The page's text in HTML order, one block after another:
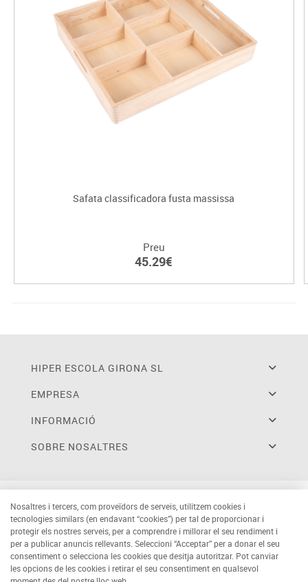
Safata classificadora fusta massissa
Preu
45.29€
HIPER ESCOLA GIRONA SL
EMPRESA
INFORMACIÓ
SOBRE NOSALTRES
Nosaltres i tercers, com proveïdors de serveis, utilitzem cookies i
tecnologies similars (en endavant “cookies”) per tal de proporcionar i
protegir els nostres serveis, per a comprendre i millorar el seu rendiment i
per a publicar anuncis rellevants. Seleccioni “Acceptar” per a donar el seu
consentiment o selecciona les cookies que desitja autoritzar. Pot canviar
les opcions de les cookies i retirar el seu consentiment en qualsevol